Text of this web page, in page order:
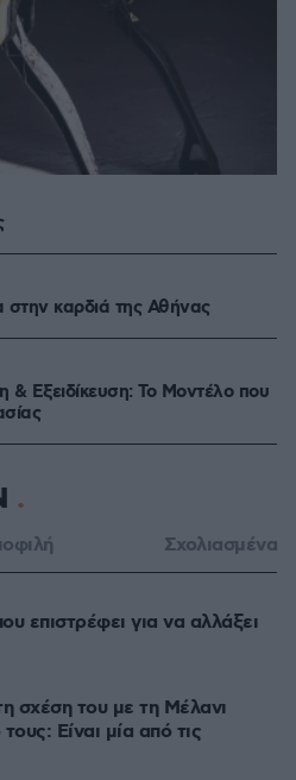
στην καρδιά της Αθήνας
& Εξειδίκευση: Το Mοντέλο που
Σχολιασμένα
επιστρέφει για να αλλάξει
σχέση του με τη Μέλανι
Είναι μία από τις